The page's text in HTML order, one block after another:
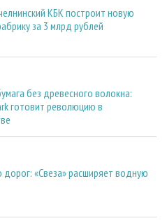
КБК построит новую
за 3 млрд рублей
без древесного волокна:
готовит революцию в
дорог: «Свеза» расширяет водную